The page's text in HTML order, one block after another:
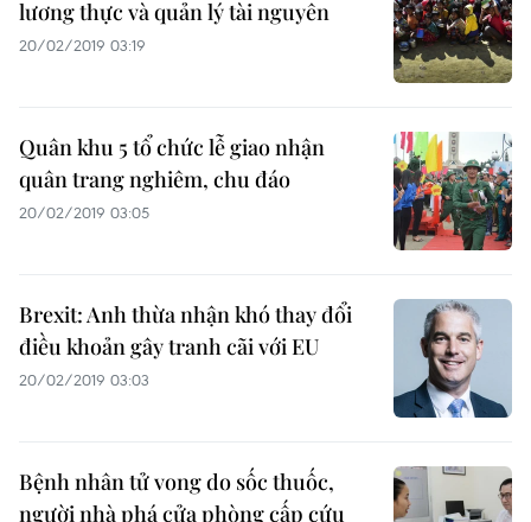
lương thực và quản lý tài nguyên
20/02/2019 03:19
Quân khu 5 tổ chức lễ giao nhận
quân trang nghiêm, chu đáo
20/02/2019 03:05
Brexit: Anh thừa nhận khó thay đổi
điều khoản gây tranh cãi với EU
20/02/2019 03:03
Bệnh nhân tử vong do sốc thuốc,
người nhà phá cửa phòng cấp cứu